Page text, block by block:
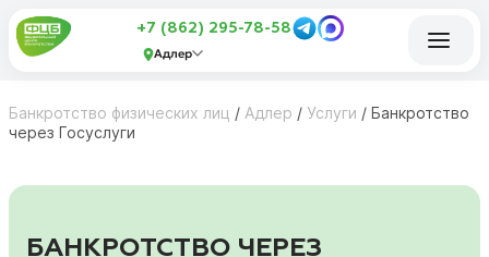
+7 (862) 295-78-58
Адлер
Банкротство физических лиц / Адлер / Услуги / Банкротство
через Госуслуги
БАНКРОТСТВО ЧЕРЕЗ